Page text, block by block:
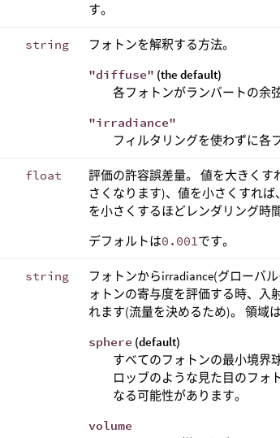
す。
string
フォトンを解釈する方法。
"diffuse" (the default)
各フォトンがランバートの余
"irradiance"
フィルタリングを使わずに各
float
評価の許容誤差量。 値を大きく
さくなります)、値を小さくすれ
を小さくするほどレンダリング時
デフォルトは0.001 です。
string
フォトンからirradiance(グローバ
ォトンの寄与度を評価する時、入
れます(流量を決めるため)。 領域
sphere (default)
すべてのフォトンの最小境界
ロッブのような見た目のフォ
なる可能性があります。
volume